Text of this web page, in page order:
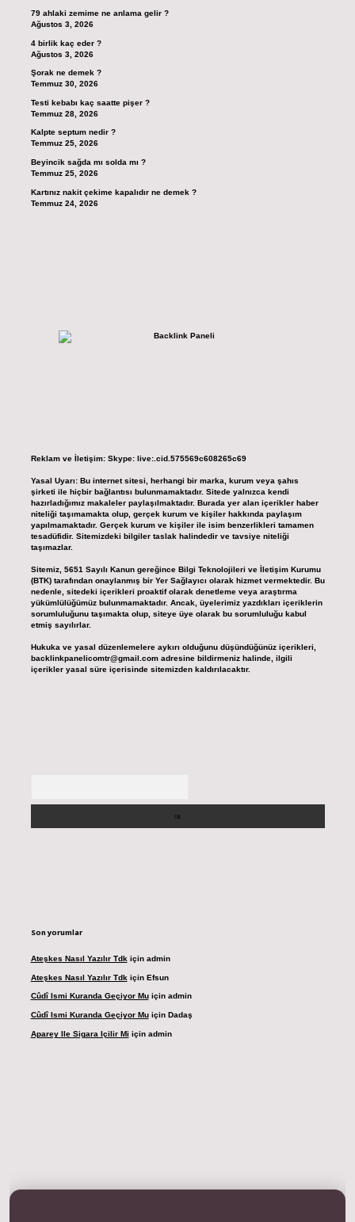
79 ahlaki zemime ne anlama gelir ?
Ağustos 3, 2026
4 birlik kaç eder ?
Ağustos 3, 2026
Şorak ne demek ?
Temmuz 30, 2026
Testi kebabı kaç saatte pişer ?
Temmuz 28, 2026
Kalpte septum nedir ?
Temmuz 25, 2026
Beyincik sağda mı solda mı ?
Temmuz 25, 2026
Kartınız nakit çekime kapalıdır ne demek ?
Temmuz 24, 2026
Reklam ve İletişim: Skype: live:.cid.575569c608265c69
Yasal Uyarı: Bu internet sitesi, herhangi bir marka, kurum veya şahıs
şirketi ile hiçbir bağlantısı bulunmamaktadır. Sitede yalnızca kendi
hazırladığımız makaleler paylaşılmaktadır. Burada yer alan içerikler haber
niteliği taşımamakta olup, gerçek kurum ve kişiler hakkında paylaşım
yapılmamaktadır. Gerçek kurum ve kişiler ile isim benzerlikleri tamamen
tesadüfidir. Sitemizdeki bilgiler taslak halindedir ve tavsiye niteliği
taşımazlar.
Sitemiz, 5651 Sayılı Kanun gereğince Bilgi Teknolojileri ve İletişim Kurumu
(BTK) tarafından onaylanmış bir Yer Sağlayıcı olarak hizmet vermektedir. Bu
nedenle, sitedeki içerikleri proaktif olarak denetleme veya araştırma
yükümlülüğümüz bulunmamaktadır. Ancak, üyelerimiz yazdıkları içeriklerin
sorumluluğunu taşımakta olup, siteye üye olarak bu sorumluluğu kabul
etmiş sayılırlar.
Hukuka ve yasal düzenlemelere aykırı olduğunu düşündüğünüz içerikleri,
backlinkpanelicomtr@gmail.comadresine bildirmeniz halinde, ilgili
içerikler yasal süre içerisinde sitemizden kaldırılacaktır.
Son yorumlar
Ateşkes Nasıl Yazılır Tdk için admin
Ateşkes Nasıl Yazılır Tdk için Efsun
Cûdî Ismi Kuranda Geçiyor Muiçin admin
Cûdî Ismi Kuranda Geçiyor Muiçin Dadaş
Aparey Ile Sigara Içilir Mi için admin